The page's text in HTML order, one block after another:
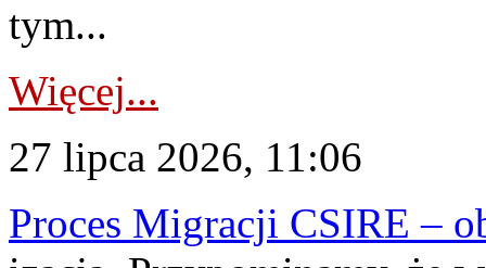
tym...
Więcej...
27 lipca 2026, 11:06
Proces Migracji CSIRE –